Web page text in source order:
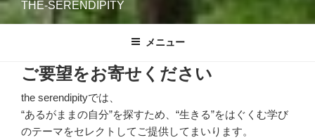
THE-SERENDIPITY
メニュー
ご要望をお寄せください
the serendipityでは、
“あるがままの自分”を探すため、“生きる”をはぐくむ学び
のテーマをセレクトしてご提供してまいります。